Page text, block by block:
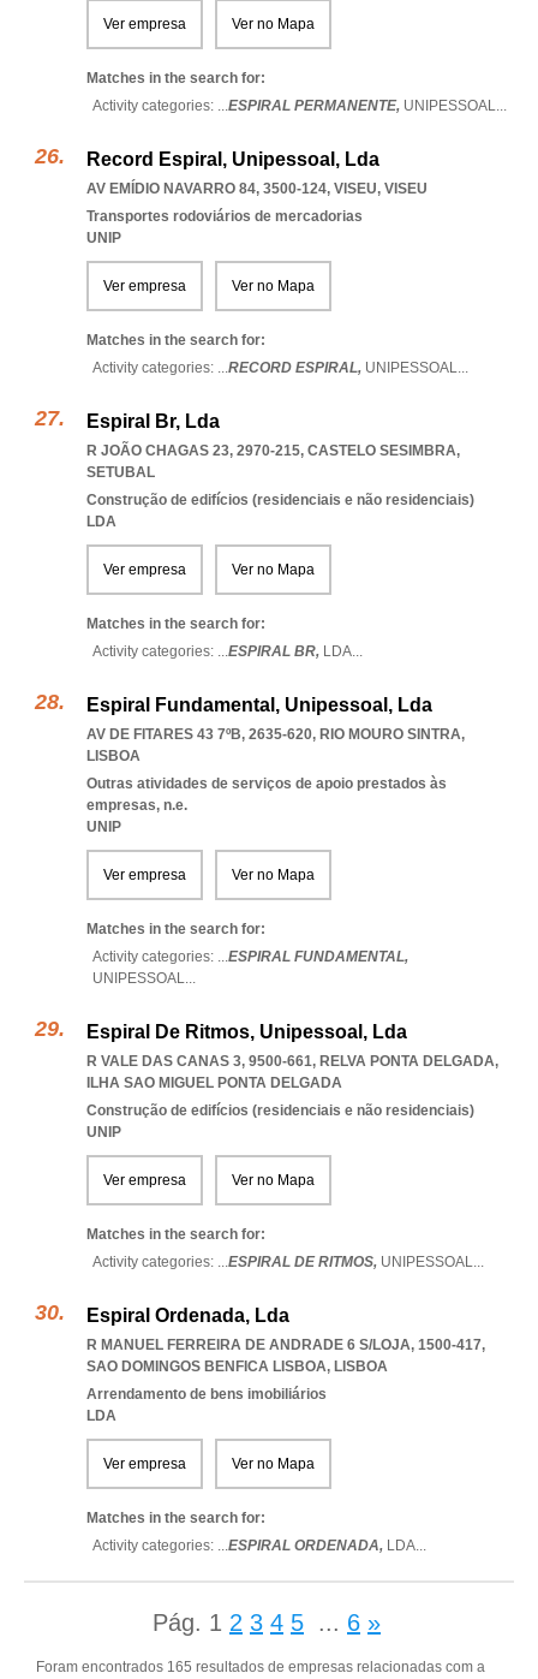
Ver empresa Ver no Mapa
Matches in the search for:
Activity categories: ...ESPIRAL PERMANENTE, UNIPESSOAL...
Record Espiral, Unipessoal, Lda
AV EMÍDIO NAVARRO 84, 3500-124, VISEU, VISEU
Transportes rodoviários de mercadorias
UNIP
Ver empresa Ver no Mapa
Matches in the search for:
Activity categories: ...RECORD ESPIRAL, UNIPESSOAL...
Espiral Br, Lda
R JOÃO CHAGAS 23, 2970-215, CASTELO SESIMBRA,
SETUBAL
Construção de edifícios (residenciais e não residenciais)
LDA
Ver empresa Ver no Mapa
Matches in the search for:
Activity categories: ...ESPIRAL BR, LDA...
Espiral Fundamental, Unipessoal, Lda
AV DE FITARES 43 7ºB, 2635-620, RIO MOURO SINTRA,
LISBOA
Outras atividades de serviços de apoio prestados às
empresas, n.e.
UNIP
Ver empresa Ver no Mapa
Matches in the search for:
Activity categories: ...ESPIRAL FUNDAMENTAL,
UNIPESSOAL...
Espiral De Ritmos, Unipessoal, Lda
R VALE DAS CANAS 3, 9500-661, RELVA PONTA DELGADA,
ILHA SAO MIGUEL PONTA DELGADA
Construção de edifícios (residenciais e não residenciais)
UNIP
Ver empresa Ver no Mapa
Matches in the search for:
Activity categories: ...ESPIRAL DE RITMOS, UNIPESSOAL...
Espiral Ordenada, Lda
R MANUEL FERREIRA DE ANDRADE 6 S/LOJA, 1500-417,
SAO DOMINGOS BENFICA LISBOA, LISBOA
Arrendamento de bens imobiliários
LDA
Ver empresa Ver no Mapa
Matches in the search for:
Activity categories: ...ESPIRAL ORDENADA, LDA...
Pág. 1 2 3 4 5 ... 6 »
Foram encontrados 165 resultados de empresas relacionadas com a